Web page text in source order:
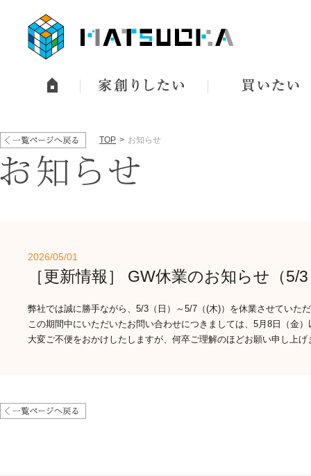
TOP お知らせ
2026/05/01
［更新情報］ GW休業のお知らせ（5/
弊社では誠に勝手ながら、5/3（日）～5/7（(木)）を休業させていた
この期間中にいただいたお問い合わせにつきましては、5月8日（金
大変ご不便をおかけしたしますが、何卒ご理解のほどお願い申し上げ